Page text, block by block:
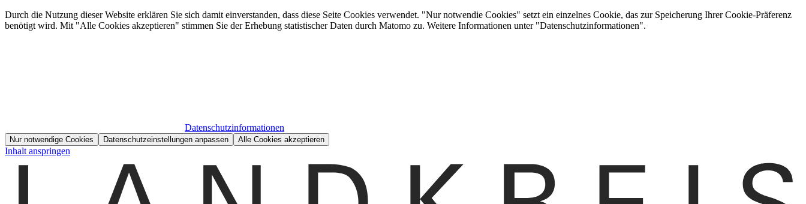
Durch die Nutzung dieser Website erklären Sie sich damit einverstanden, dass diese Seite Cookies verwendet. "Nur notwendie Cookies" setzt ein einzelnes Cookie, das zur Speicherung Ihrer Cookie-Präferenz
benötigt wird. Mit "Alle Cookies akzeptieren" stimmen Sie der Erhebung statistischer Daten durch Matomo zu. Weitere Informationen unter "Datenschutzinformationen".
Datenschutzinformationen
Nur notwendige Cookies Datenschutzeinstellungen anpassen Alle Cookies akzeptieren
Inhalt anspringen